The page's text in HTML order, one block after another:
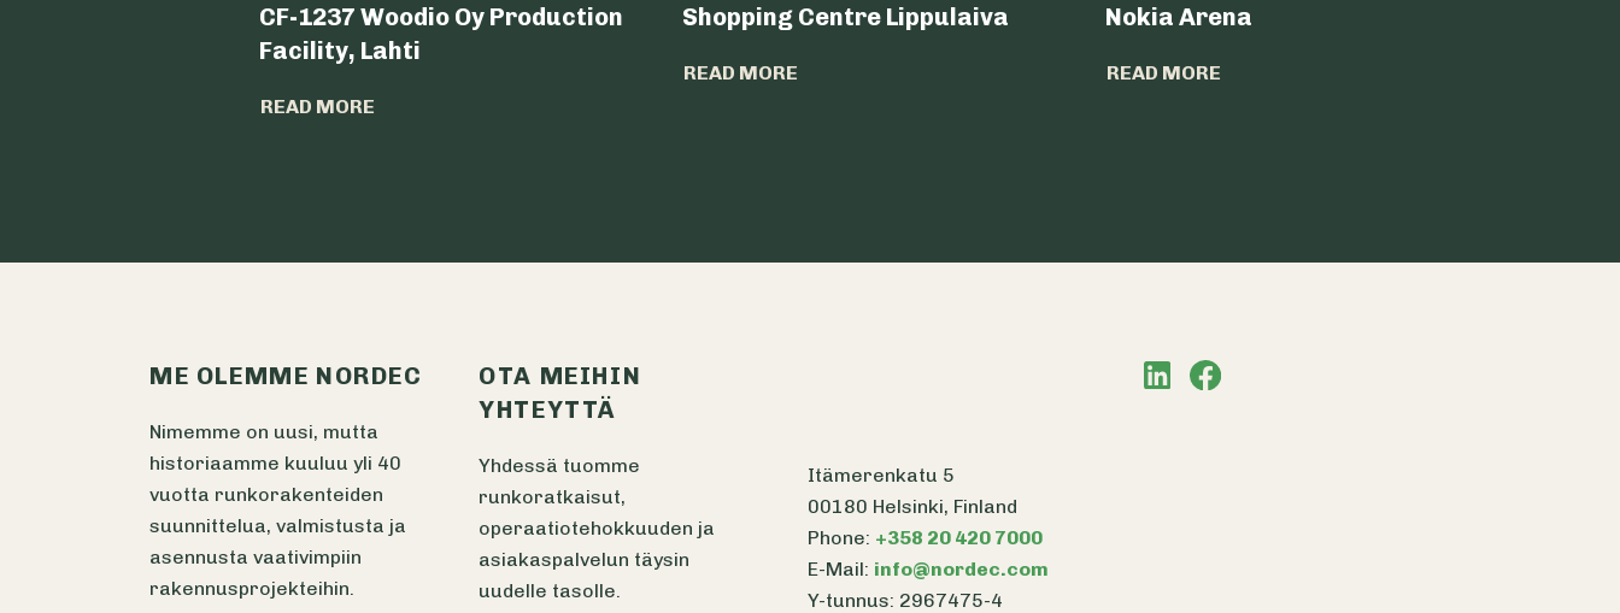
CF-1237 Woodio Oy Production
Facility, Lahti
READ MORE
Shopping Centre Lippulaiva
READ MORE
Nokia Arena
READ MORE
ME OLEMME NORDEC
Nimemme on uusi, mutta
historiaamme kuuluu yli 40
vuotta runkorakenteiden
suunnittelua, valmistusta ja
asennusta vaativimpiin
rakennusprojekteihin.
OTA MEIHIN
YHTEYTTÄ
Yhdessä tuomme
runkoratkaisut,
operaatiotehokkuuden ja
asiakaspalvelun täysin
uudelle tasolle.
Itämerenkatu 5
00180 Helsinki, Finland
Phone: +358 20 420 7000
E-Mail: info@nordec.com
Y-tunnus: 2967475-4